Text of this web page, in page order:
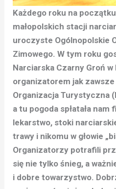
Każdego roku na
małopolskich stacji
uroczyste Ogólnopolskie
Zimowego. W tym roku
Narciarska Czarny Groń w
organizatorem jak zawsze
Organizacja Turystyczna
a tu pogoda spłatała nam
lekarstwo, stoki
trawy i nikomu w głowie
Organizatorzy potrafili
się nie tylko śnieg, a
i dobre towarzystwo.